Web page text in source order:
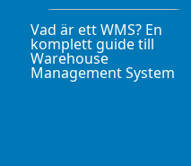
Vad är ett WMS? En
komplett guide till
Warehouse
Management System